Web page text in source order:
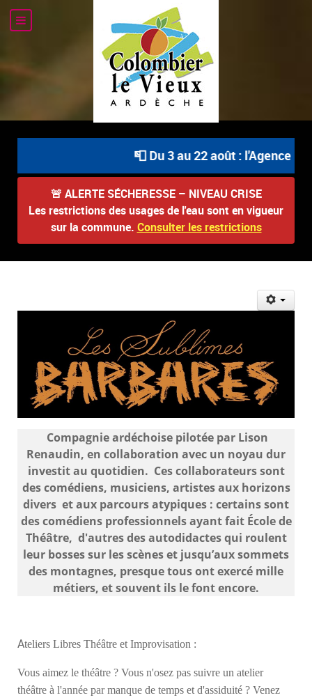
📮 Du 3 au 22 août : l'Agence
🚨 ALERTE SÉCHERESSE – NIVEAU CRISE
Les restrictions des usages de l'eau sont en vigueur
sur la commune. Consulter les restrictions
Compagnie ardéchoise pilotée par Lison
Renaudin, en collaboration avec un noyau dur
investit au quotidien. Ces collaborateurs sont
des comédiens, musiciens, artistes aux horizons
divers et aux parcours atypiques : certains sont
des comédiens professionnels ayant fait École de
Théâtre, d'autres des autodidactes qui roulent
leur bosses sur les scènes et jusqu’aux sommets
des montagnes, presque tous ont exercé mille
métiers, et souvent ils le font encore.
Ateliers Libres Théâtre et Improvisation :
Vous aimez le théâtre ? Vous n'osez pas suivre un atelier
théâtre à l'année par manque de temps et d'assiduité ? Venez